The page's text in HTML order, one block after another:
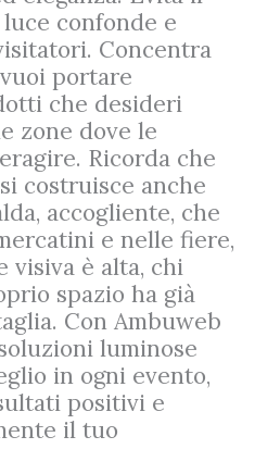
confonde e
Concentra
portare
che desideri
zone dove le
Ricorda che
costruisce anche
accogliente, che
e nelle fiere,
visiva è alta, chi
spazio ha già
Con Ambuweb
luminose
in ogni evento,
positivi e
il tuo